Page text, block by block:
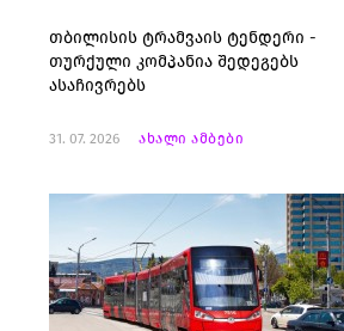
თბილისის ტრამვაის ტენდერი -
თურქული კომპანია შედეგებს
ასაჩივრებს
31. 07. 2026 ახალი ამბები